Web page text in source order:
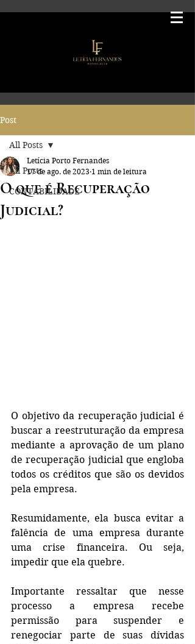
Post
All Posts
CONTABILIDADE
All Posts
O que é Recuperação
Judicial?
Letícia Porto Fernandes
17 de ago. de 2023 1 min de leitura
O objetivo da recuperação judicial é
buscar a reestruturação da empresa
mediante a aprovação de um plano
de recuperação judicial que engloba
todos os créditos que são os devidos
pela empresa.
Resumidamente, ela busca evitar a
falência de uma empresa durante
uma crise financeira. Ou seja,
impedir que ela quebre.
Importante ressaltar que nesse
processo a empresa recebe
permissão para suspender e
renegociar parte de suas dívidas